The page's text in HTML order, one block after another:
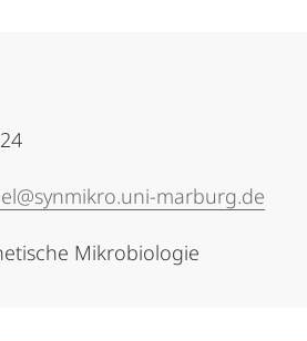
marburg.de
Mikrobiologie